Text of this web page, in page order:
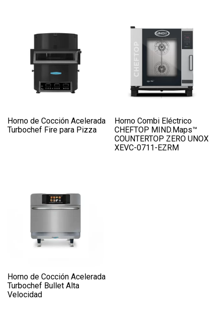
Horno de Cocción Acelerada
Turbochef Fire para Pizza
Horno Combi Eléctrico
CHEFTOP MIND.Maps™
COUNTERTOP ZERO UNOX
XEVC-0711-EZRM
Horno de Cocción Acelerada
Turbochef Bullet Alta
Velocidad